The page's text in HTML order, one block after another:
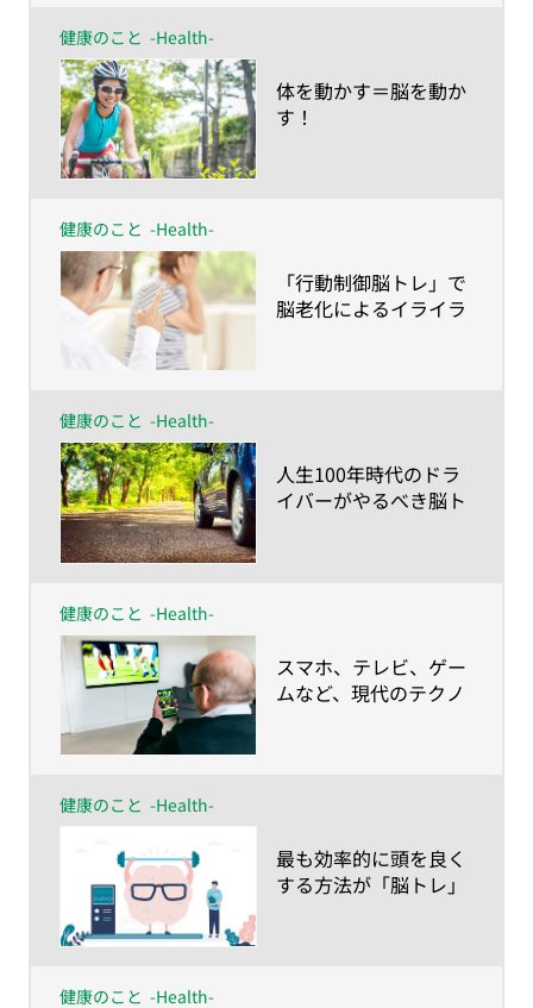
健康のこと -Health-
​体を動かす＝脳を動か
す！
健康のこと -Health-
​「行動制御脳トレ」で
脳老化によるイライラ
健康のこと -Health-
​人生100年時代のドラ
イバーがやるべき脳ト
健康のこと -Health-
​スマホ、テレビ、ゲー
ムなど、現代のテクノ
健康のこと -Health-
​最も効率的に頭を良く
する方法が「脳トレ」
健康のこと -Health-